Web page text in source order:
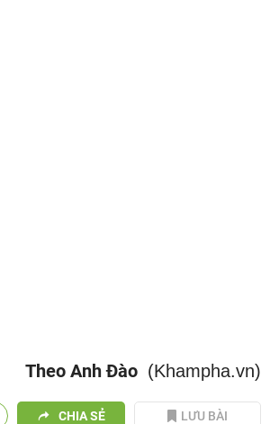
Theo Anh Đào (Khampha.vn)
CHIA SẺ LƯU BÀI